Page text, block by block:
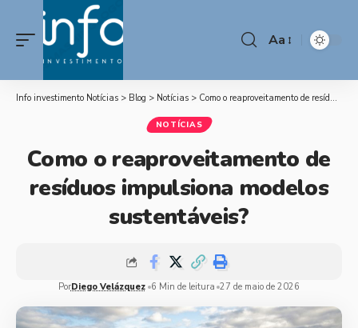
Aa
Info investimento Notícias > Blog > Notícias > Como o reaproveitamento de resíduos impulsiona modelos sustentáveis?
NOTÍCIAS
Como o reaproveitamento de
resíduos impulsiona modelos
sustentáveis?
PorDiego Velázquez 6 Min de leitura 27 de maio de 2026